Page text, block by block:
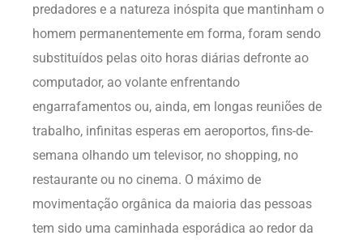
predadores e a natureza inóspita que mantinham o
homem permanentemente em forma, foram sendo
substituídos pelas oito horas diárias defronte ao
computador, ao volante enfrentando
engarrafamentos ou, ainda, em longas reuniões de
trabalho, infinitas esperas em aeroportos, fins-de-
semana olhando um televisor, no shopping, no
restaurante ou no cinema. O máximo de
movimentação orgânica da maioria das pessoas
tem sido uma caminhada esporádica ao redor da